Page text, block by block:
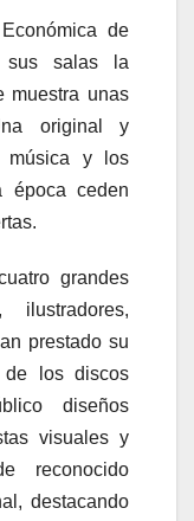
de
salas la
muestra unas
original y
música y los
época ceden
grandes
ilustradores,
prestado su
los discos
diseños
visuales y
reconocido
destacando